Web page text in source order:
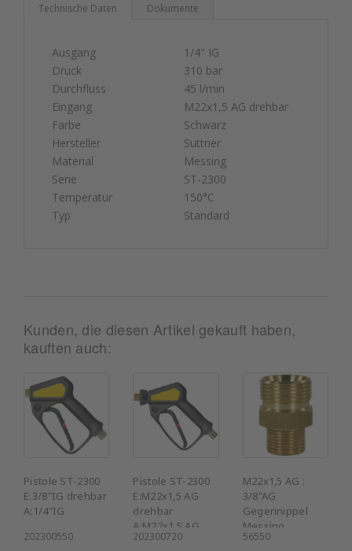
Technische Daten Dokumente
Ausgang
1/4" IG
Druck
310 bar
Durchfluss
45 l/min
Eingang
M22x1,5 AG drehbar
Farbe
Schwarz
Hersteller
Suttner
Material
Messing
Serie
ST-2300
Temperatur
150°C
Typ
Standard
Kunden, die diesen Artikel gekauft haben,
kauften auch:
Pistole ST-2300
E:3/8"IG drehbar
A:1/4"IG
202300550
Pistole ST-2300
E:M22x1,5 AG
drehbar
A:M22x1,5 AG
202300720
M22x1,5 AG :
3/8"AG
Gegennippel
Messing
56550